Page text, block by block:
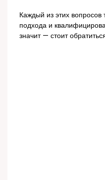
Каждый из этих вопросов
подхода и
значит — стоит